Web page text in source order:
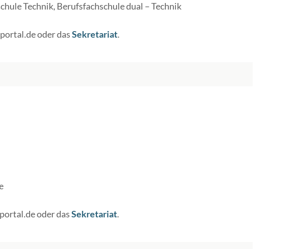
Technik, Berufsfachschule dual – Technik
oder dasSekretariat.
oder dasSekretariat.